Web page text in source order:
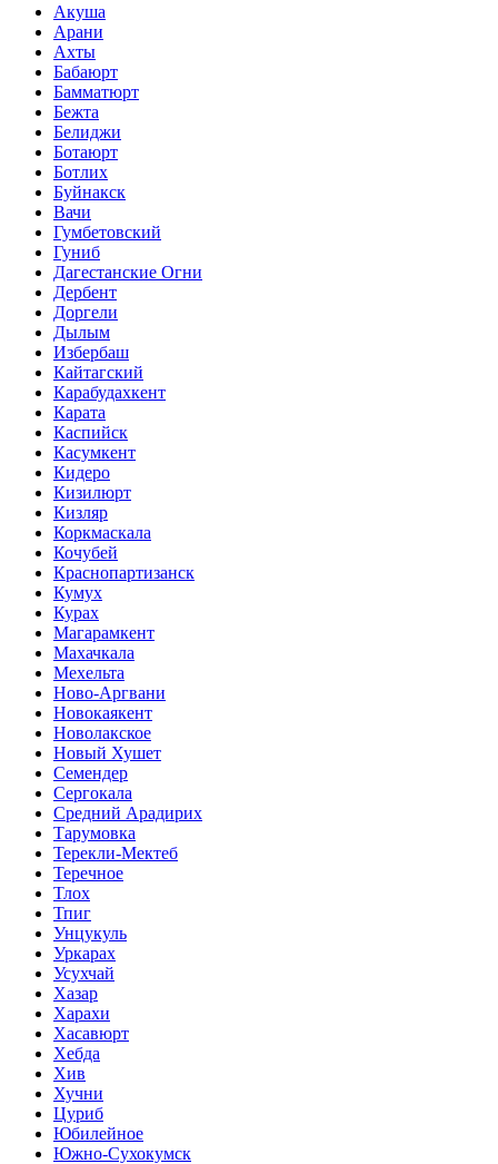
Акуша
Арани
Ахты
Бабаюрт
Бамматюрт
Бежта
Белиджи
Ботаюрт
Ботлих
Буйнакск
Вачи
Гумбетовский
Гуниб
Дагестанские Огни
Дербент
Доргели
Дылым
Избербаш
Кайтагский
Карабудахкент
Карата
Каспийск
Касумкент
Кидеро
Кизилюрт
Кизляр
Коркмаскала
Кочубей
Краснопартизанск
Кумух
Курах
Магарамкент
Махачкала
Мехельта
Ново-Аргвани
Новокаякент
Новолакское
Новый Хушет
Семендер
Сергокала
Средний Арадирих
Тарумовка
Терекли-Мектеб
Теречное
Тлох
Тпиг
Унцукуль
Уркарах
Усухчай
Хазар
Харахи
Хасавюрт
Хебда
Хив
Хучни
Цуриб
Юбилейное
Южно-Сухокумск